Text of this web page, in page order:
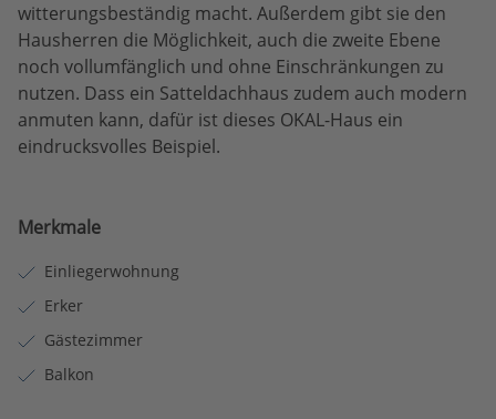
witterungsbeständig macht. Außerdem gibt sie den
Hausherren die Möglichkeit, auch die zweite Ebene
noch vollumfänglich und ohne Einschränkungen zu
nutzen. Dass ein Satteldachhaus zudem auch modern
anmuten kann, dafür ist dieses OKAL-Haus ein
eindrucksvolles Beispiel.
Merkmale
Einliegerwohnung
Erker
Gästezimmer
Balkon